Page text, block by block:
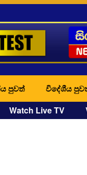
පුවත් විදේශීය
Watch Live TV